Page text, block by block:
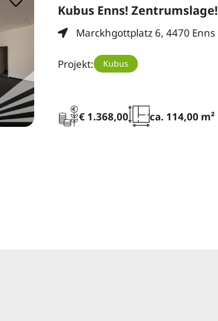
Kubus Enns! Zentrumslage!
Marckhgottplatz 6, 4470 Enns
Projekt: Kubus
€ 1.368,00 ca. 114,00 m²